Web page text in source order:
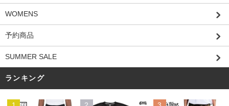
WOMENS
予約商品
SUMMER SALE
ランキング